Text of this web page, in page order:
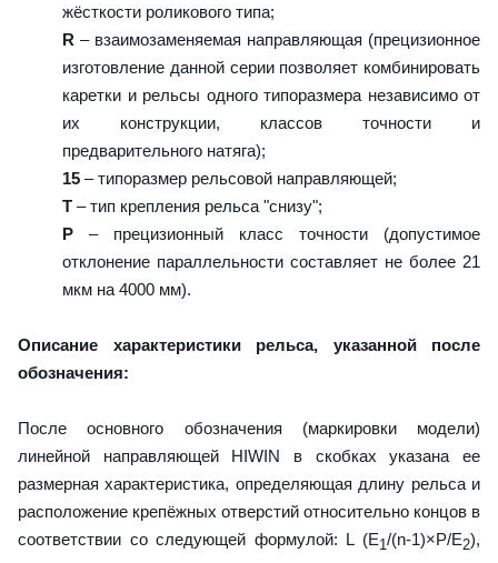
жёсткости роликового типа;
R – взаимозаменяемая направляющая (прецизионное
изготовление данной серии позволяет комбинировать
каретки и рельсы одного типоразмера независимо от
их конструкции, классов точности и
предварительного натяга);
15 – типоразмер рельсовой направляющей;
T – тип крепления рельса "снизу";
P – прецизионный класс точности (допустимое
отклонение параллельности составляет не более 21
мкм на 4000 мм).
Описание характеристики рельса, указанной после
обозначения:
После основного обозначения (маркировки модели)
линейной направляющей HIWIN в скобках указана ее
размерная характеристика, определяющая длину рельса и
расположение крепёжных отверстий относительно концов в
соответствии со следующей формулой: L (E1/(n-1)×P/E2),